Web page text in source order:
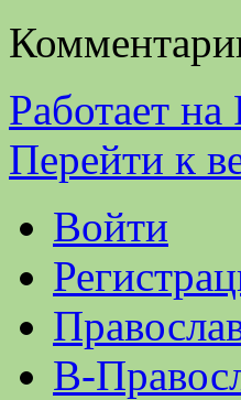
Работает
Перейти к
Войти
В-